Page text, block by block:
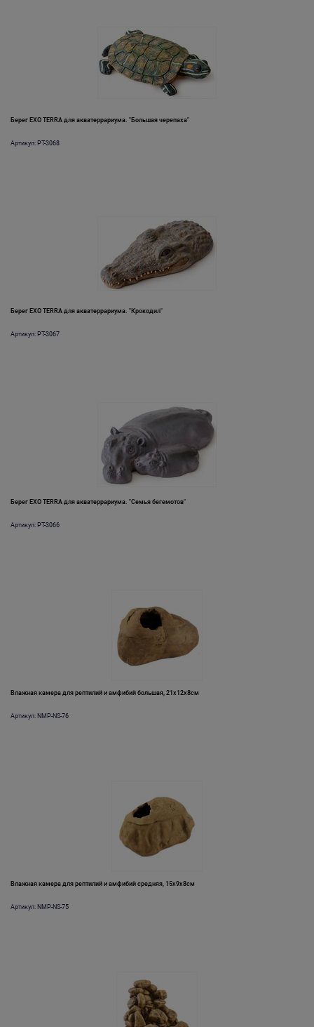
Берег EXO TERRA для акватеррариума. "Большая черепаха"
Артикул: PT-3068
Берег EXO TERRA для акватеррариума. "Крокодил"
Артикул: PT-3067
Берег EXO TERRA для акватеррариума. "Семья бегемотов"
Артикул: PT-3066
Влажная камера для рептилий и амфибий большая, 21х12х8см
Артикул: NMP-NS-76
Влажная камера для рептилий и амфибий средняя, 15х9х8см
Артикул: NMP-NS-75